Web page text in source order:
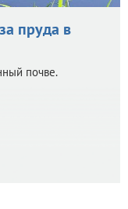
пруда в
почве.